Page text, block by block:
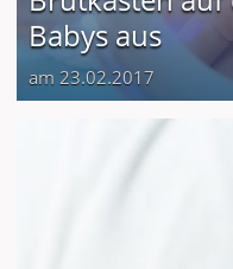
Babys aus
am 23.02.2017